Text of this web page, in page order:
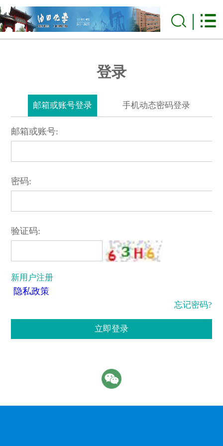
登录
邮箱或账号登录 手机动态密码登录
邮箱或账号:
密码:
验证码:
新用户注册
隐私政策
忘记密码?
立即登录